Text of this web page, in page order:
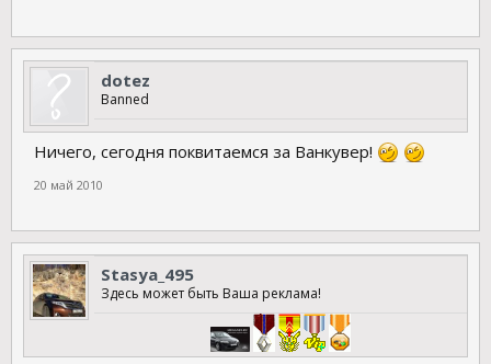
dotez
Banned
Ничего, сегодня поквитаемся за Ванкувер!
20 май 2010
Stasya_495
Здесь может быть Ваша реклама!